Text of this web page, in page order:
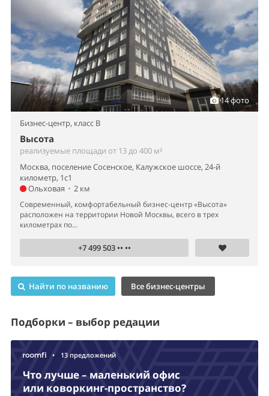
14 фото
Бизнес-центр, класс B
Высота
реализуемые площади от 13 до 400 м²
Москва, поселение Сосенское, Калужское шоссе, 24-й
километр, 1с1
Ольховая • 2 км
Современный, комфортабельный бизнес-центр «Высота»
расположен на территории Новой Москвы, всего в трех
километрах по...
+7 499 503 •• ••
Найти по названию Все бизнес-центры
Подборки – выбор редации
• 13 предложений
Что лучше – маленький офис
или коворкинг-пространство?